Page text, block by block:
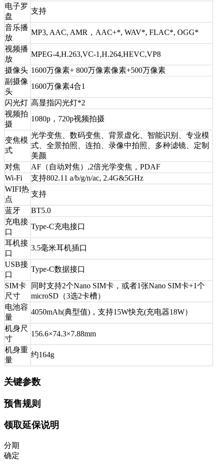
电子罗
盘
支持
音乐播
放
MP3, AAC, AMR，AAC+*, WAV*, FLAC*, OGG*
视频播
放
MPEG-4,H.263,VC-1,H.264,HEVC,VP8
摄像头 1600万像素+ 800万像素像素+500万像素
副摄像
头
1600万像素4合1
闪光灯 高显指闪光灯*2
视频拍
摄
1080p，720p视频拍摄
变焦模
式
光学变焦、数码变焦、背景虚化、智能识别、专业模
式、全景拍照、连拍、录像中拍照、多种滤镜、定制
美颜
对焦
AF（自动对焦）,2倍光学变焦，PDAF
Wi-Fi
支持802.11 a/b/g/n/ac, 2.4G&5GHz
WIFI热
点
支持
蓝牙
BT5.0
充电接
口
Type-C充电接口
耳机接
口
3.5毫米耳机插口
USB接
口
Type-C数据接口
SIM卡
尺寸
同时支持2个Nano SIM卡，或者1张Nano SIM卡+1个
microSD（3选2卡槽）
电池容
量
4050mAh(典型值)，支持15W快充(充电器18W）
机身尺
寸
156.6×74.3×7.88mm
机身重
量
约164g
关键参数
预售规则
领取延保说明
分期
确定